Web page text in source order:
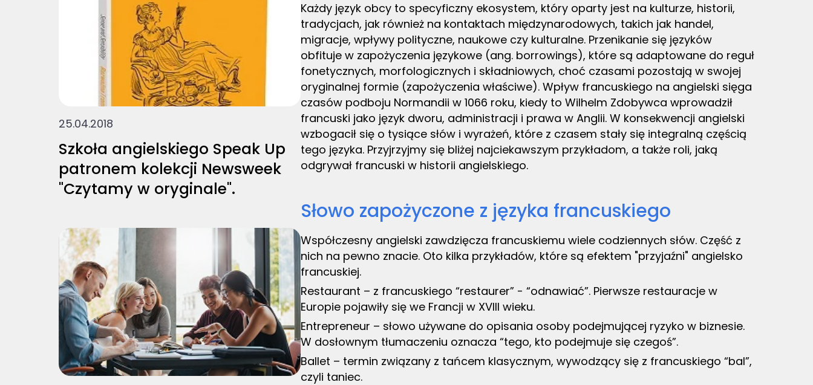
25.04.2018
Szkoła angielskiego Speak Up
patronem kolekcji Newsweek
"Czytamy w oryginale".
Każdy język obcy to specyficzny ekosystem, który oparty jest na kulturze, historii,
tradycjach, jak również na kontaktach międzynarodowych, takich jak handel,
migracje, wpływy polityczne, naukowe czy kulturalne. Przenikanie się języków
obfituje w zapożyczenia językowe (ang. borrowings), które są adaptowane do reguł
fonetycznych, morfologicznych i składniowych, choć czasami pozostają w swojej
oryginalnej formie (zapożyczenia właściwe). Wpływ francuskiego na angielski sięga
czasów podboju Normandii w 1066 roku, kiedy to Wilhelm Zdobywca wprowadził
francuski jako język dworu, administracji i prawa w Anglii. W konsekwencji angielski
wzbogacił się o tysiące słów i wyrażeń, które z czasem stały się integralną częścią
tego języka. Przyjrzyjmy się bliżej najciekawszym przykładom, a także roli, jaką
odgrywał francuski w historii angielskiego.
Słowo zapożyczone z języka francuskiego
Współczesny angielski zawdzięcza francuskiemu wiele codziennych słów. Część z
nich na pewno znacie. Oto kilka przykładów, które są efektem "przyjaźni" angielsko
francuskiej.
Restaurant – z francuskiego “restaurer” - “odnawiać”. Pierwsze restauracje w
Europie pojawiły się we Francji w XVIII wieku.
Entrepreneur – słowo używane do opisania osoby podejmującej ryzyko w biznesie.
W dosłownym tłumaczeniu oznacza “tego, kto podejmuje się czegoś”.
Ballet – termin związany z tańcem klasycznym, wywodzący się z francuskiego “bal”,
czyli taniec.